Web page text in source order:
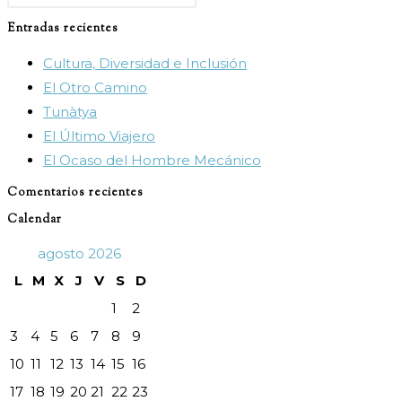
el
Entradas recientes
Cultura, Diversidad e Inclusión
El Otro Camino
Tunàtya
El Último Viajero
El Ocaso del Hombre Mecánico
Comentarios recientes
Calendar
agosto 2026
L
M X J V S
D
1
2
3
4 5 6 7 8
9
10 11 12 13 14 15 16
17 18 19 20 21 22 23